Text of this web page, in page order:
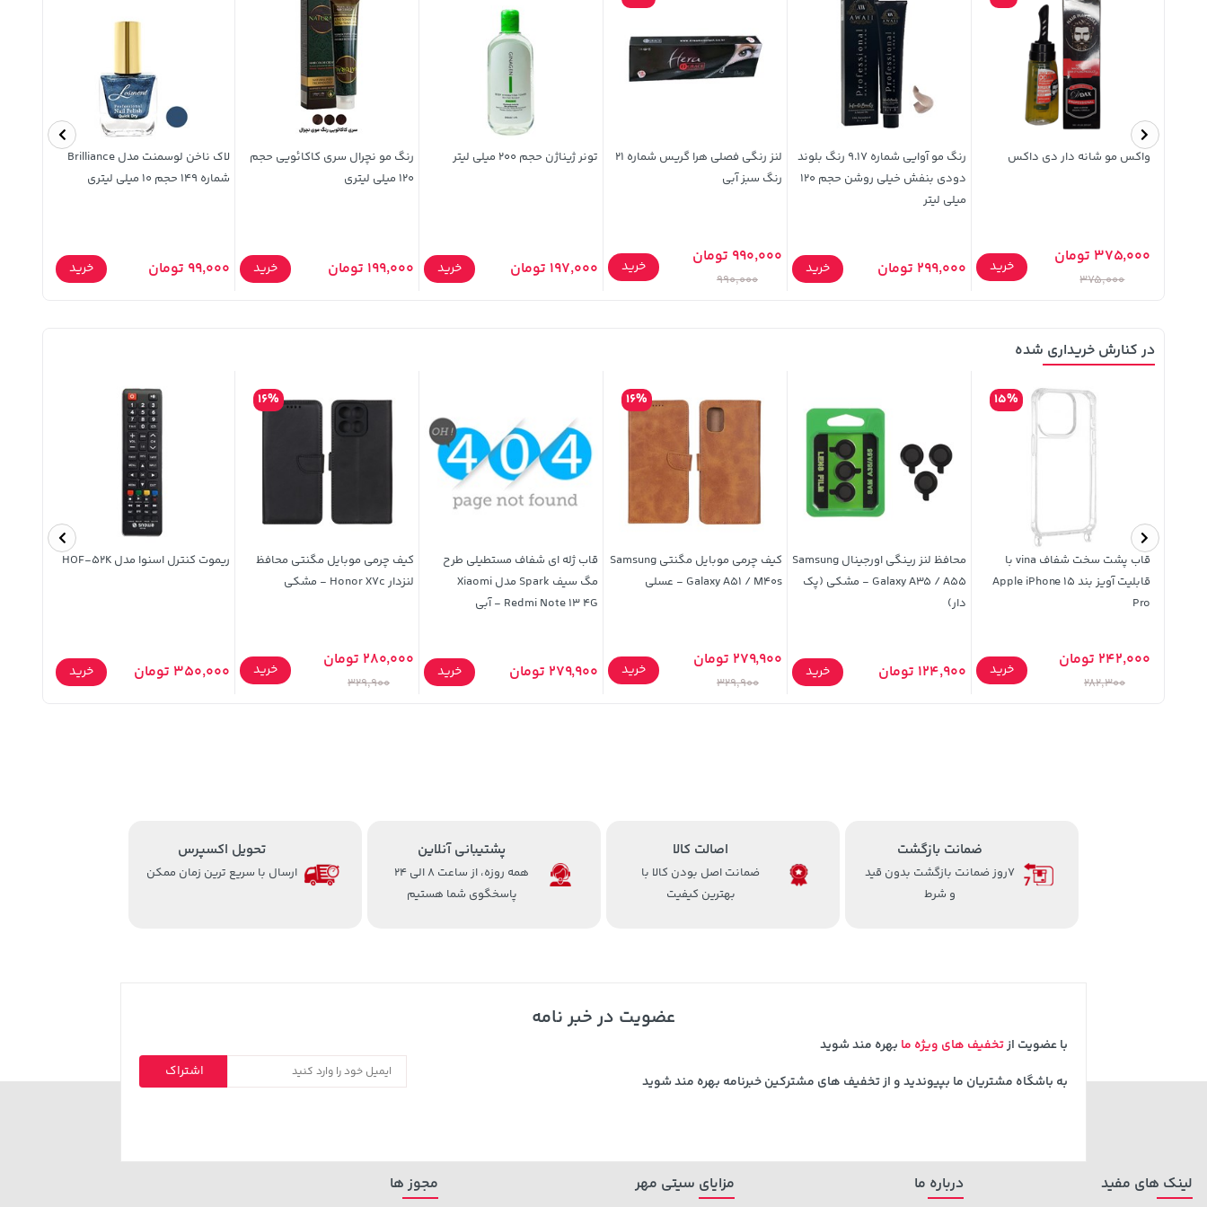
واکس مو شانه دار دی داکس
375,000 تومان
375,000
خرید
رنگ مو آوایی شماره 9.17 رنگ بلوند
دودی بنفش خیلی روشن حجم 120
میلی لیتر
299,000 تومان خرید
لنز رنگی فصلی هرا گریس شماره 21
رنگ سبز آبی
990,000 تومان
990,000
خرید
تونر ژیناژن حجم 200 میلی لیتر
197,000 تومان خرید
رنگ مو نچرال سری کاکائویی حجم
120 میلی لیتری
199,000 تومان خرید
لاک ناخن لوسمنت مدل Brilliance
شماره 149 حجم 10 میلی لیتری
99,000 تومان خرید
در کنارش خریداری شده
قاب پشت سخت شفاف vina با
قابلیت آویز بند Apple iPhone 15
Pro
15%
242,000 تومان
282,300
خرید
محافظ لنز رینگی اورجینال Samsung
Galaxy A35 / A55 - مشکی (پک
دار)
124,900 تومان خرید
کیف چرمی موبایل مگنتی Samsung
Galaxy A51 / M40s - عسلی
16%
279,900 تومان
329,900
خرید
قاب ژله ای شفاف مستطیلی طرح
مگ سیف Spark مدل Xiaomi
Redmi Note 13 4G - آبی
279,900 تومان خرید
کیف چرمی موبایل مگنتی محافظ
لنزدار Honor X7c - مشکی
16%
280,000 تومان
329,900
خرید
ریموت کنترل اسنوا مدل HOF-52K
350,000 تومان خرید
ضمانت بازگشت
7روز ضمانت بازگشت بدون قید
و شرط
اصالت کالا
ضمانت اصل بودن کالا با
بهترین کیفیت
پشتیبانی آنلاین
همه روزه، از ساعت 8 الی 24
پاسخگوی شما هستیم
تحویل اکسپرس
ارسال با سریع ترین زمان ممکن
عضویت در خبر نامه
با عضویت ازتخفیف های ویژه ما بهره مند شوید
به باشگاه مشتریان ما بپیوندید و از تخفیف های مشترکین خبرنامه بهره مند شوید
اشتراک
لینک های مفید درباره ما مزایای سیتی مهر مجوز ها